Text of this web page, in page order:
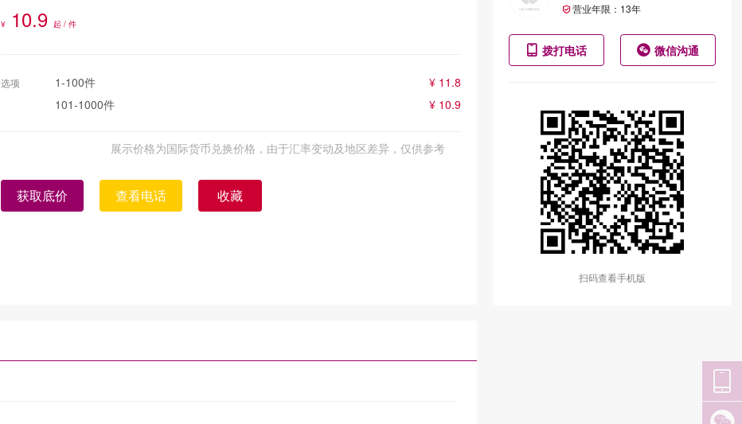
¥ 10.9起 / 件
选项 1-100件
¥ 11.8
101-1000件
¥ 10.9
展示价格为国际货币兑换价格，由于汇率变动及地区差异，仅供参考
获取底价 查看电话 收藏
营业年限： 13年
拨打电话 微信沟通
扫码查看手机版